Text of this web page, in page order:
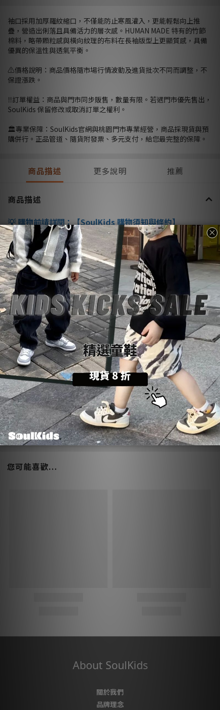
袖口採用加厚羅紋縮口，不僅能防止寒風灌入，更能輕鬆向上推
疊，營造出俐落且具備活力的層次感。HUMAN MADE 特有的竹節
棉料，略帶顆粒感與橫向紋理的布料在長袖版型上更顯質感，具備
優異的保溫性與透氣平衡。
⚠️價格說明：商品價格隨市場行情波動及進貨批次不同而調整，不
保證漲跌。
‼️訂單權益：商品與門市同步販售，數量有限。若遇門市優先售出，
SoulKids 保留修改或取消訂單之權利。
🏛️專業保障：SoulKids官網與桃園門市專業經營，商品採現貨與預
購併行。正品管道、隨貨附發票、多元支付，給您最完整的保障。
商品描述 更多說明 推薦
商品描述
💡 購物前請詳閱：【SoulKids購物須知與條約】
💬 商品諮詢與建議：【聯繫官方 @LINE客服】
送貨方式 (6)
付款方式 (9)
您可能喜歡...
About SoulKids
關於我們
品牌理念